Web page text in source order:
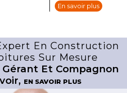
En savoir plus
En Construction
Sur Mesure
Et Compagnon
EN SAVOIR PLUS